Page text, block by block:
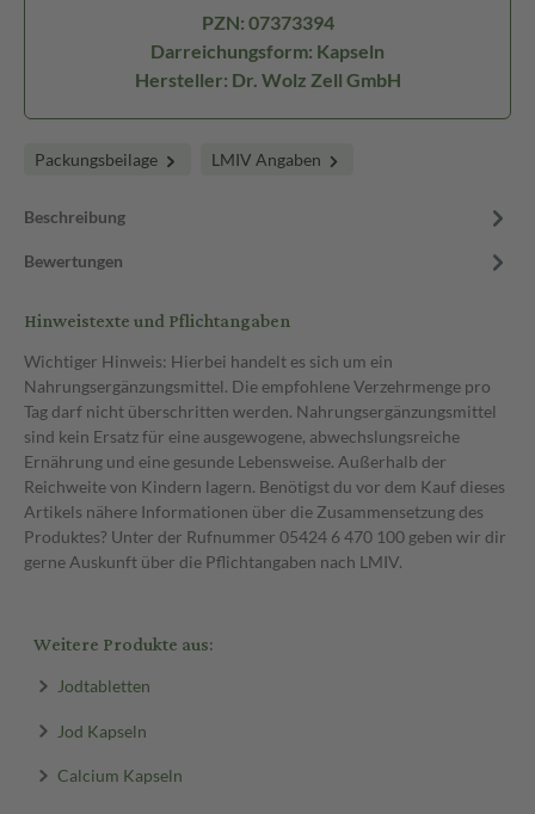
PZN: 07373394
Darreichungsform: Kapseln
Hersteller: Dr. Wolz Zell GmbH
Packungsbeilage LMIV Angaben
Beschreibung
Bewertungen
Hinweistexte und Pflichtangaben
Wichtiger Hinweis: Hierbei handelt es sich um ein
Nahrungsergänzungsmittel. Die empfohlene Verzehrmenge pro
Tag darf nicht überschritten werden. Nahrungsergänzungsmittel
sind kein Ersatz für eine ausgewogene, abwechslungsreiche
Ernährung und eine gesunde Lebensweise. Außerhalb der
Reichweite von Kindern lagern. Benötigst du vor dem Kauf dieses
Artikels nähere Informationen über die Zusammensetzung des
Produktes? Unter der Rufnummer 05424 6 470 100 geben wir dir
gerne Auskunft über die Pflichtangaben nach LMIV.
Weitere Produkte aus:
Jodtabletten
Jod Kapseln
Calcium Kapseln